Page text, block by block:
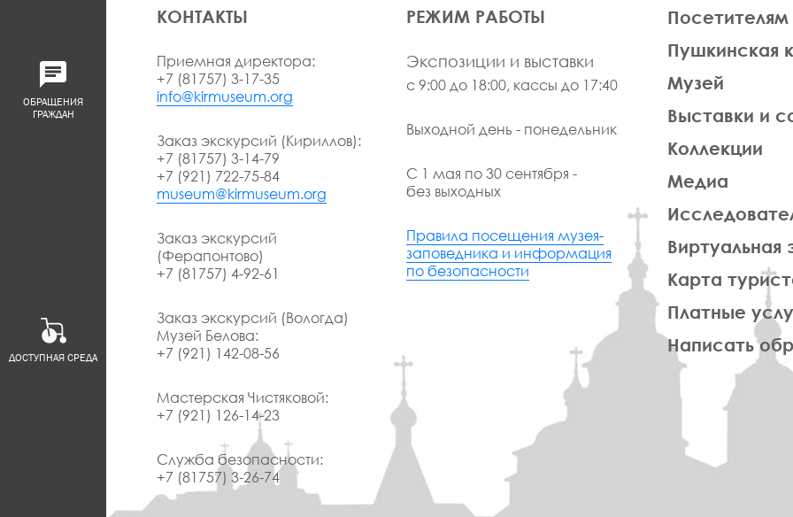
ОБРАЩЕНИЯ
ГРАЖДАН
ДОСТУПНАЯ СРЕДА
КОНТАКТЫ
Приемная директора:
+7 (81757) 3-17-35
info@kirmuseum.org
Заказ экскурсий (Кириллов):
+7 (81757) 3-14-79
+7 (921) 722-75-84
museum@kirmuseum.org
Заказ экскурсий
(Ферапонтово)
+7 (81757) 4-92-61
Заказ экскурсий (Вологда)
Музей Белова:
+7 (921) 142-08-56
Мастерская Чистяковой:
+7 (921) 126-14-23
Служба безопасности:
+7 (81757) 3-26-74
РЕЖИМ РАБОТЫ
Экспозиции и выставки
с 9:00 до 18:00, кассы до 17:40
Выходной день - понедельник
С 1 мая по 30 сентября -
без выходных
Правила посещения музея-
заповедника и информация
по безопасности
ЛЕВАЯ
ЧАСТЬ
ФУТЕР
Посетителям
Пушкинская
Музей
Выставки и
Коллекции
Медиа
Виртуальная
Карта
Платные
Написать